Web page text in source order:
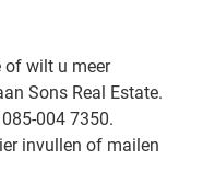
of wilt u meer
Sons Real Estate.
004 7350.
invullen of mailen